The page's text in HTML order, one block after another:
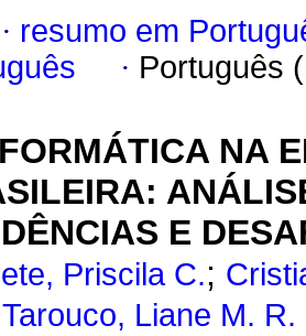
· resumo em
· Português
NA
E
Priscila C.;
Tarouco, Liane M. R.